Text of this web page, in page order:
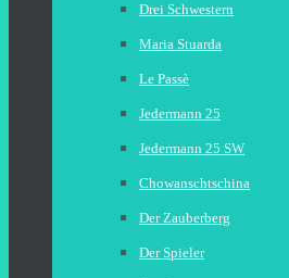
Drei Schwestern
Maria Stuarda
Le Passè
Jedermann 25
Jedermann 25 SW
Chowanschtschina
Der Zauberberg
Der Spieler